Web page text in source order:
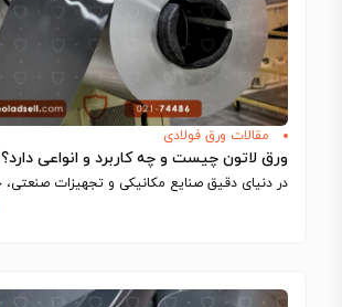
مقالات ورق فولادی
ورق لاتون چیست و چه کاربرد و انواعی دارد؟